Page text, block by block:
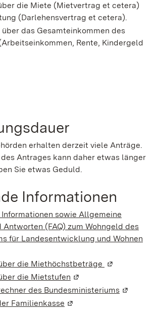
die Miete (Mietvertrag et cetera)
(Darlehensvertrag et cetera).
über das Gesamteinkommen des
Rente, Kindergeld
erhalten derzeit viele Anträge.
Antrages kann daher etwas länger
Sie etwas Geduld.
Informationen
sowie Allgemeine
Antworten (FAQ) zum Wohngeld des
für Landesentwicklung und Wohnen
die Miethöchstbeträge (Wird in
die Mietstufen (Wird in einem neuen
des Bundesministeriums (Wird in
Familienkasse (Wird in einem neuen